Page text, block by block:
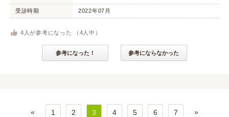
受診時期 2022年07月
4 人が参考になった （ 4 人中）
参考になった！ 参考にならなかった
« 1 2 3 4 5 6 7 »